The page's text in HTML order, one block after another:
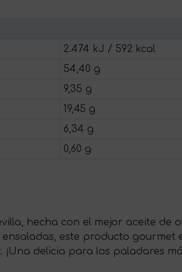
2.474 kJ / 592 kcal
54,40 g
9,35 g
19,45 g
6,34 g
0,60 g
hecha con el mejor aceite de
este producto gourmet
delicia para los paladares